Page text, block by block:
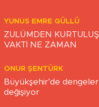
YUNUS EMRE GÜLLÜ
ZULÜMDEN KURTULUŞ
VAKTİ NE ZAMAN
ONUR ŞENTÜRK
Büyükşehir’de dengeler
değişiyor